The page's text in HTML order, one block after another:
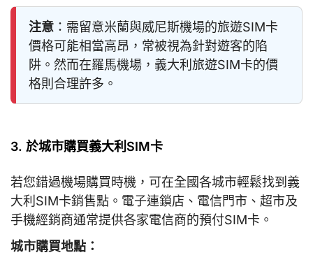
注意 ：需留意米蘭與威尼斯機場的旅遊SIM卡
價格可能相當高昂，常被視為針對遊客的陷
阱。然而在羅馬機場，義大利旅遊SIM卡的價
格則合理許多。
3. 於城市購買義大利SIM卡
若您錯過機場購買時機，可在全國各城市輕鬆找到義
大利SIM卡銷售點。電子連鎖店、電信門市、超市及
手機經銷商通常提供各家電信商的預付SIM卡。
城市購買地點：